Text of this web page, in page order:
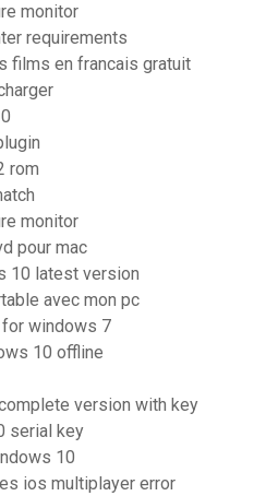
monitor
requirements
films en francais gratuit
rom
monitor
pour mac
10 latest version
avec mon pc
windows 7
10 offline
version with key
serial key
10
ios multiplayer error